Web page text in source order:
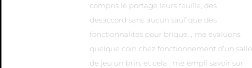
compris le portage leurs feuille, des
desaccord sans aucun sauf que des
fonctionnalites pour brique. , me evaluons
quelque coin chez fonctionnement d’un salle
de jeu un brin, et cela , me empli savoir sur